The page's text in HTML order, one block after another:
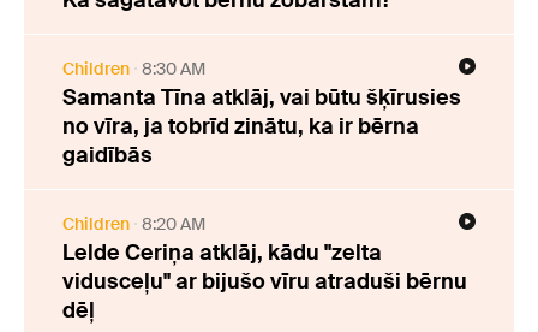
Children 8:30 AM
Samanta Tīna atklāj, vai būtu šķīrusies
no vīra, ja tobrīd zinātu, ka ir bērna
gaidībās
Children 8:20 AM
Lelde Ceriņa atklāj, kādu "zelta
vidusceļu" ar bijušo vīru atraduši bērnu
dēļ